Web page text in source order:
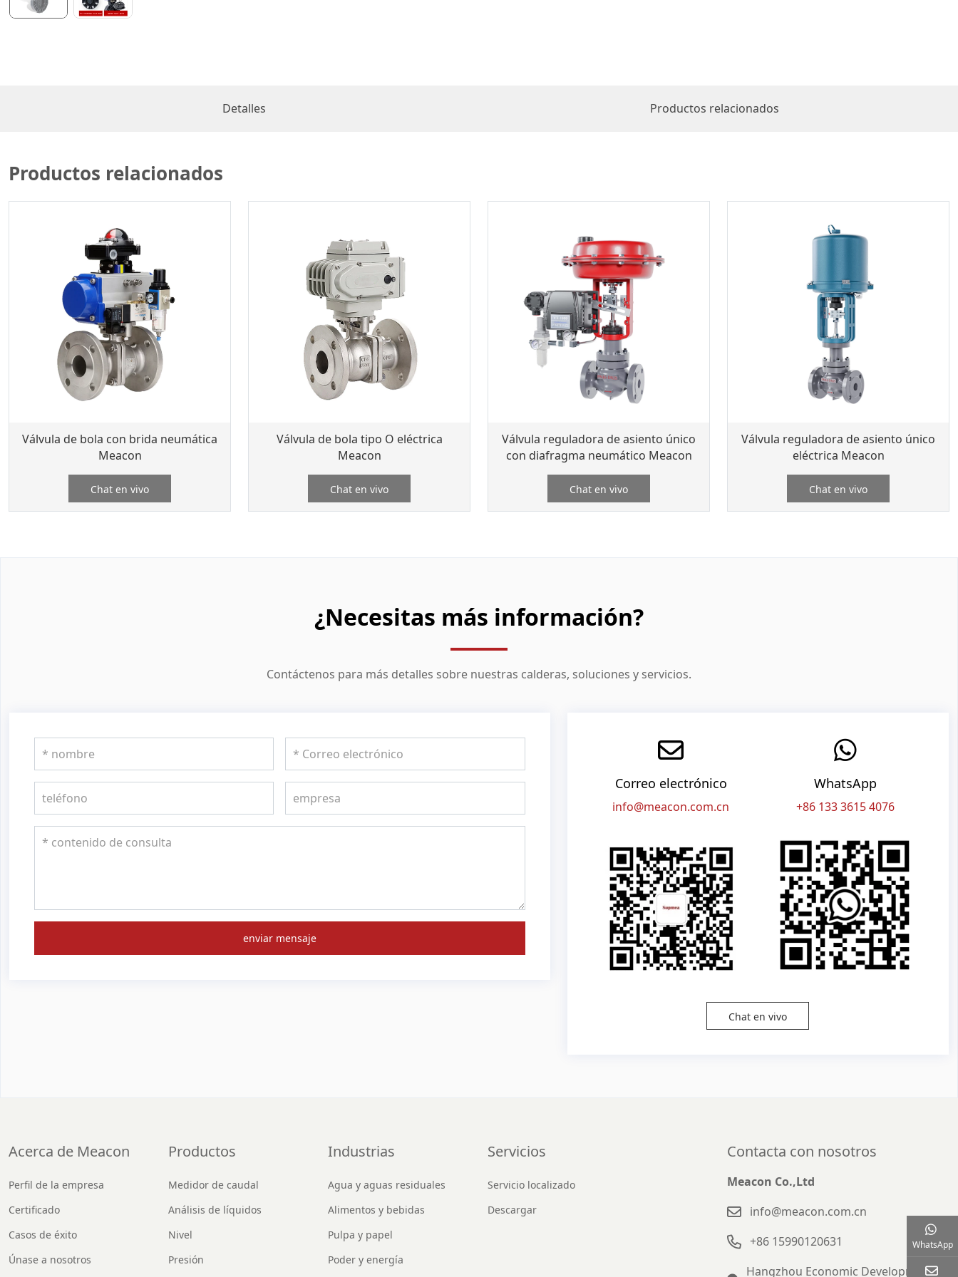
Detalles Productos relacionados
Productos relacionados
Válvula de bola con brida neumática
Meacon
Chat en vivo
Válvula de bola tipo O eléctrica
Meacon
Chat en vivo
Válvula reguladora de asiento único
con diafragma neumático Meacon
Chat en vivo
Válvula reguladora de asiento único
eléctrica Meacon
Chat en vivo
¿Necesitas más información?
Contáctenos para más detalles sobre nuestras calderas, soluciones y servicios.
enviar mensaje
Correo electrónico
info@meacon.com.cn
WhatsApp
+86 133 3615 4076
Chat en vivo
Acerca de Meacon
Perfil de la empresa
Certificado
Casos de éxito
Únase a nosotros
Productos
Medidor de caudal
Análisis de líquidos
Nivel
Presión
Industrias
Agua y aguas residuales
Alimentos y bebidas
Pulpa y papel
Poder y energía
Servicios
Servicio localizado
Descargar
Contacta con nosotros
Meacon Co.,Ltd
info@meacon.com.cn
+86 15990120631
Hangzhou Economic Development
WhatsApp